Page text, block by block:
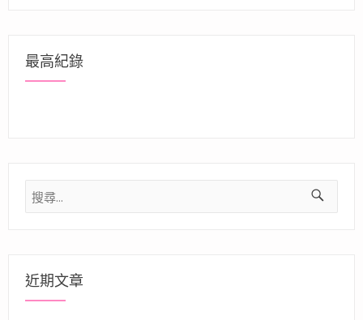
最高紀錄
搜
尋
近期文章